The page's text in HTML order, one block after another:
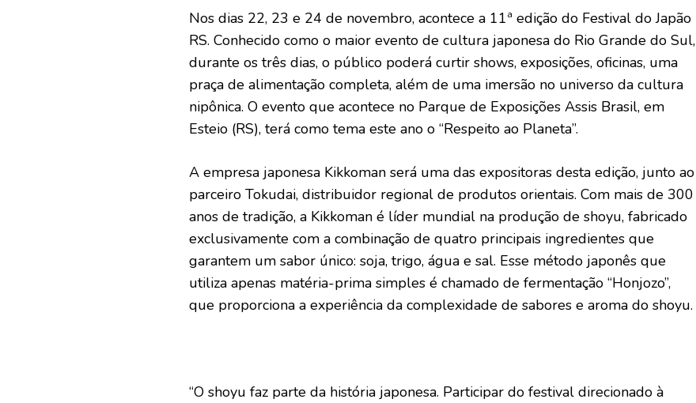
Nos dias 22, 23 e 24 de novembro, acontece a 11ª edição do Festival do Japão
RS. Conhecido como o maior evento de cultura japonesa do Rio Grande do Sul,
durante os três dias, o público poderá curtir shows, exposições, oficinas, uma
praça de alimentação completa, além de uma imersão no universo da cultura
nipônica. O evento que acontece no Parque de Exposições Assis Brasil, em
Esteio (RS), terá como tema este ano o “Respeito ao Planeta”.
A empresa japonesa Kikkoman será uma das expositoras desta edição, junto ao
parceiro Tokudai, distribuidor regional de produtos orientais. Com mais de 300
anos de tradição, a Kikkoman é líder mundial na produção de shoyu, fabricado
exclusivamente com a combinação de quatro principais ingredientes que
garantem um sabor único: soja, trigo, água e sal. Esse método japonês que
utiliza apenas matéria-prima simples é chamado de fermentação “Honjozo”,
que proporciona a experiência da complexidade de sabores e aroma do shoyu.
“O shoyu faz parte da história japonesa. Participar do festival direcionado à